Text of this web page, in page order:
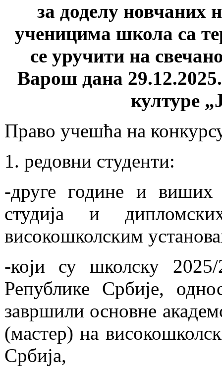
за доделу новчаних
ученицима школа са
се уручити на
Варош дана
културе
Право учешћа на
1. редовни студенти:
-друге године и виших
студија и
високошколским
-који су школску
Републике Србије,
завршили основне
(мастер) на
Србија,